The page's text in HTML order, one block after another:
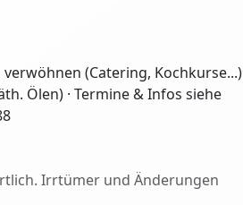
verwöhnen (Catering, Kochkurse...)
Ölen) · Termine & Infos siehe
Irrtümer und Änderungen